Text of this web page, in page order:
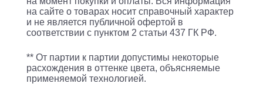
на сайте о товарах носит справочный характер
и не является публичной офертой в
соответствии с пунктом 2 статьи 437 ГК РФ.
** От партии к партии допустимы некоторые
расхождения в оттенке цвета, объясняемые
применяемой технологией.